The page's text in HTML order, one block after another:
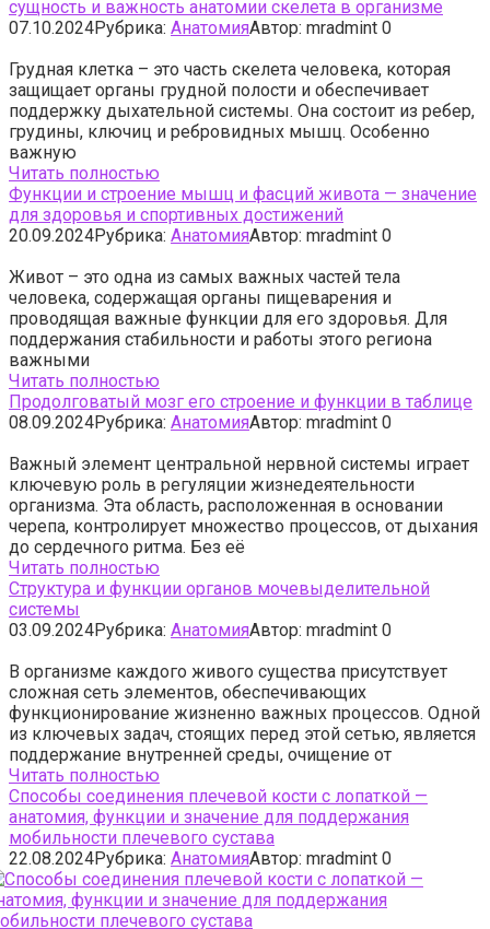
сущность и важность анатомии скелета в организме
07.10.2024Рубрика: АнатомияАвтор: mradmint 0
Грудная клетка – это часть скелета человека, которая
защищает органы грудной полости и обеспечивает
поддержку дыхательной системы. Она состоит из ребер,
грудины, ключиц и ребровидных мышц. Особенно
важную
Читать полностью
Функции и строение мышц и фасций живота — значение
для здоровья и спортивных достижений
20.09.2024Рубрика: АнатомияАвтор: mradmint 0
Живот – это одна из самых важных частей тела
человека, содержащая органы пищеварения и
проводящая важные функции для его здоровья. Для
поддержания стабильности и работы этого региона
важными
Читать полностью
Продолговатый мозг его строение и функции в таблице
08.09.2024Рубрика: АнатомияАвтор: mradmint 0
Важный элемент центральной нервной системы играет
ключевую роль в регуляции жизнедеятельности
организма. Эта область, расположенная в основании
черепа, контролирует множество процессов, от дыхания
до сердечного ритма. Без её
Читать полностью
Структура и функции органов мочевыделительной
системы
03.09.2024Рубрика: АнатомияАвтор: mradmint 0
В организме каждого живого существа присутствует
сложная сеть элементов, обеспечивающих
функционирование жизненно важных процессов. Одной
из ключевых задач, стоящих перед этой сетью, является
поддержание внутренней среды, очищение от
Читать полностью
Способы соединения плечевой кости с лопаткой —
анатомия, функции и значение для поддержания
мобильности плечевого сустава
22.08.2024Рубрика: АнатомияАвтор: mradmint 0